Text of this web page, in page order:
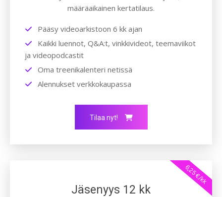
määräaikainen kertatilaus.
Pääsy videoarkistoon 6 kk ajan
Kaikki luennot, Q&A:t, vinkkivideot, teemaviikot
ja videopodcastit
Oma treenikalenteri netissä
Alennukset verkkokaupassa
Tilaa nyt!
6,25 €/kk
Jäsenyys 12 kk